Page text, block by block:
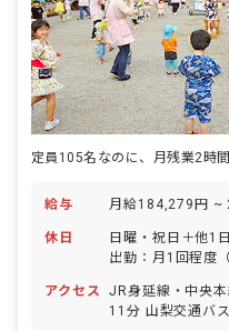
給与 月給184,279円 ~
休日
日曜・祝日＋他1
出勤：月1回程度
前産後・育児休暇
率100％、復帰率
アクセス
JR身延線・中央
11分 山梨交通バ